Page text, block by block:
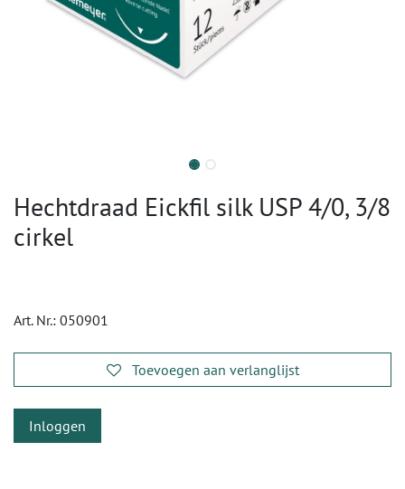
Hechtdraad Eickfil silk USP 4/0, 3/8
cirkel
Art. Nr.: 050901
Toevoegen aan verlanglijst
Inloggen